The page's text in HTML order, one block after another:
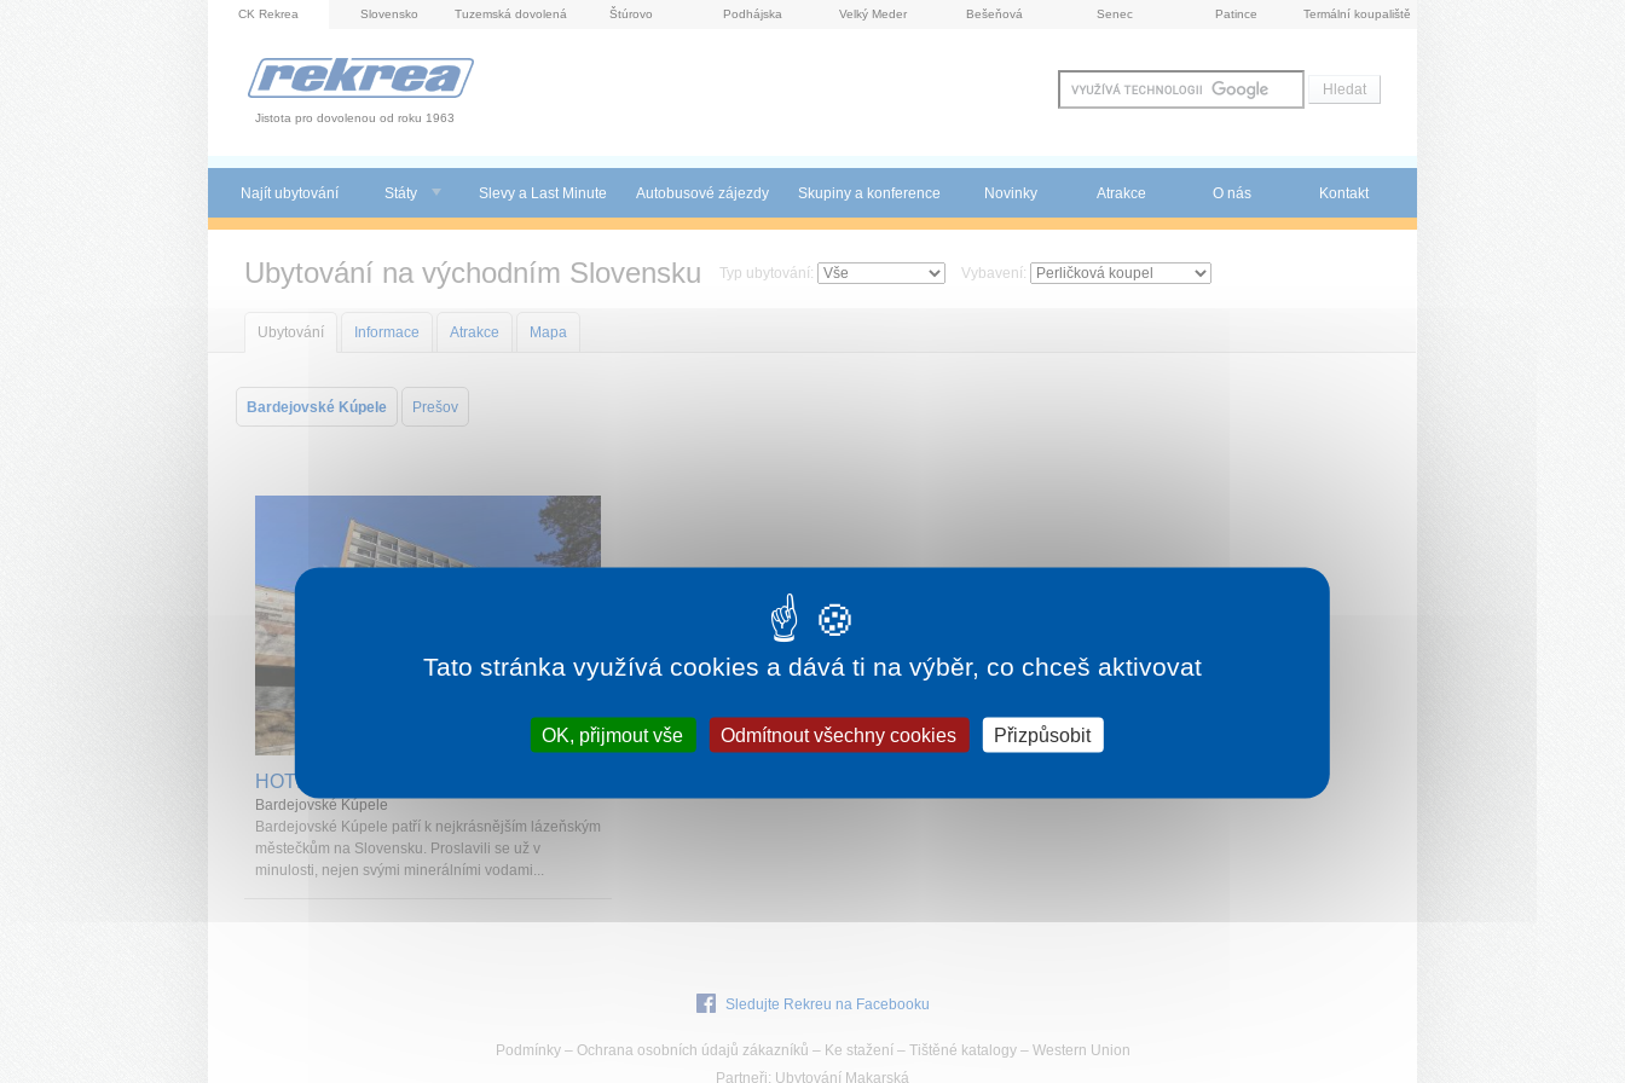
CK Rekrea Slovensko Tuzemská dovolená Štúrovo Podhájska Velký Meder Bešeňová Senec Patince Termální koupaliště
Jistota pro dovolenou od roku 1963
Najít ubytování Státy Slevy a Last Minute Autobusové zájezdy Skupiny a konference Novinky Atrakce O nás Kontakt
Ubytování na východním Slovensku Typ ubytování: Vybavení:
Ubytování Informace Atrakce Mapa
Bardejovské Kúpele Prešov
HOTEL ALEXANDER
Bardejovské Kúpele
Bardejovské Kúpele patří k nejkrásnějším lázeňským
městečkům na Slovensku. Proslavili se už v
minulosti, nejen svými minerálními vodami...
2 605 Kč
Sledujte Rekreu na Facebooku
Podmínky– Ochrana osobních údajů zákazníků – Ke stažení – Tištěné katalogy– Western Union
Partneři: Ubytování Makarská
Tato stránka využívá cookies a dává ti na výběr, co chceš aktivovat
OK, přijmout vše Odmítnout všechny cookies Přizpůsobit